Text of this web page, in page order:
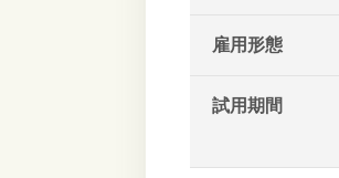
雇用形態
試用期間